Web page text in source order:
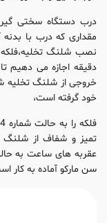
درب دستگاه سختی
مقداری که درب با
دقیقه اجازه می دهیم
خروجی از شلنگ تخلیه
خود گرفته است،
تمیز و شفاف از
سن مارکو آماده به کار